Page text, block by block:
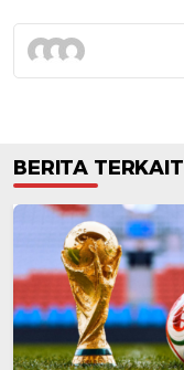
BERITA TERKAIT